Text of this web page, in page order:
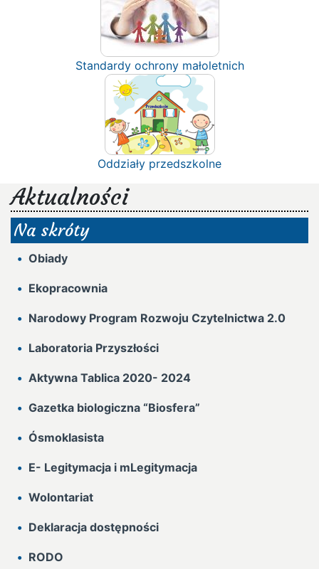
Standardy ochrony małoletnich
Oddziały przedszkolne
Aktualności
Na skróty
Obiady
Ekopracownia
Narodowy Program Rozwoju Czytelnictwa 2.0
Laboratoria Przyszłości
Aktywna Tablica 2020- 2024
Gazetka biologiczna “Biosfera”
Ósmoklasista
E- Legitymacja i mLegitymacja
Wolontariat
Deklaracja dostępności
RODO